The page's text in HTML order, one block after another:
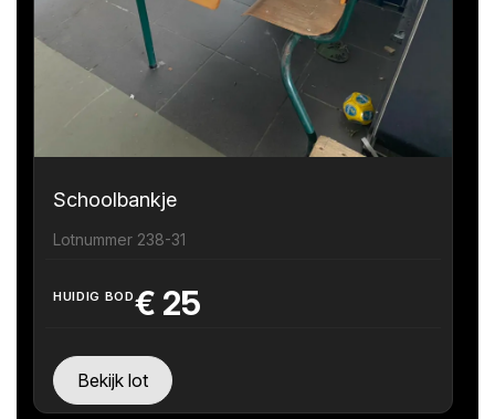
Schoolbankje
Lotnummer 238-31
HUIDIG BOD€ 25
Bekijk lot